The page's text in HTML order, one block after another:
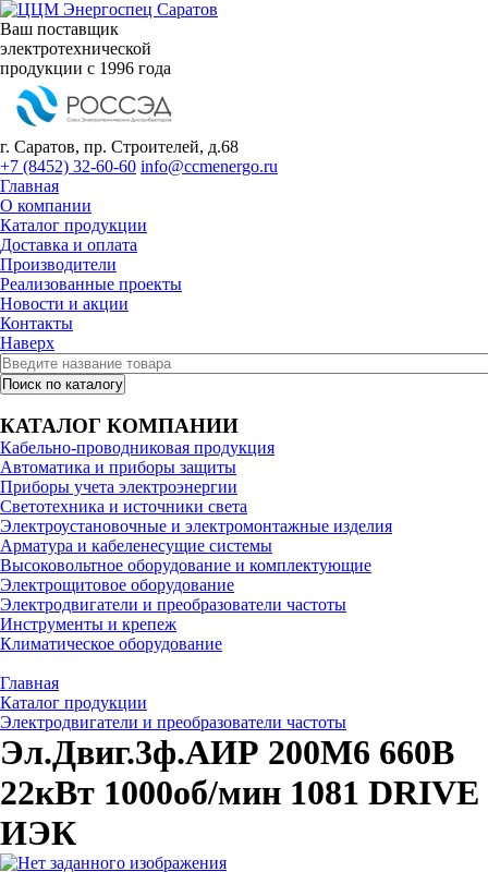
Ваш поставщик
электротехнической
продукции с 1996 года
г. Саратов, пр. Строителей, д.68
+7 (8452) 32-60-60 info@ccmenergo.ru
Главная
О компании
Каталог продукции
Доставка и оплата
Производители
Реализованные проекты
Новости и акции
Контакты
Наверх
КАТАЛОГ КОМПАНИИ
Кабельно-проводниковая продукция
Автоматика и приборы защиты
Приборы учета электроэнергии
Светотехника и источники света
Электроустановочные и электромонтажные изделия
Арматура и кабеленесущие системы
Высоковольтное оборудование и комплектующие
Электрощитовое оборудование
Электродвигатели и преобразователи частоты
Инструменты и крепеж
Климатическое оборудование
Главная
Каталог продукции
Электродвигатели и преобразователи частоты
Эл.Двиг.3ф.АИР 200M6 660В
22кВт 1000об/мин 1081 DRIVE
ИЭК